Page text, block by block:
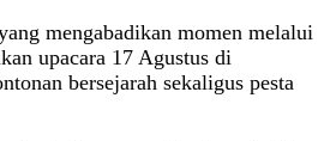
mengabadikan momen melalui
upacara 17 Agustus di
bersejarah sekaligus pesta